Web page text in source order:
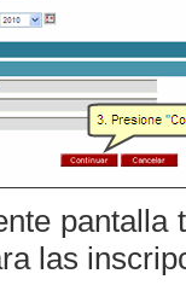
pantalla
las